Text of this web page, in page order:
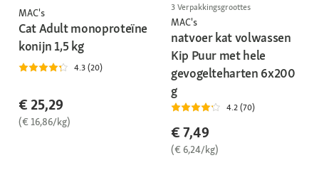
MAC's
Cat Adult monoproteïne
konijn 1,5 kg
4.3 (20)
€ 25,29
(€ 16,86/kg)
3 Verpakkingsgroottes
MAC's
natvoer kat volwassen
Kip Puur met hele
gevogelteharten 6x200
g
4.2 (70)
€ 7,49
(€ 6,24/kg)